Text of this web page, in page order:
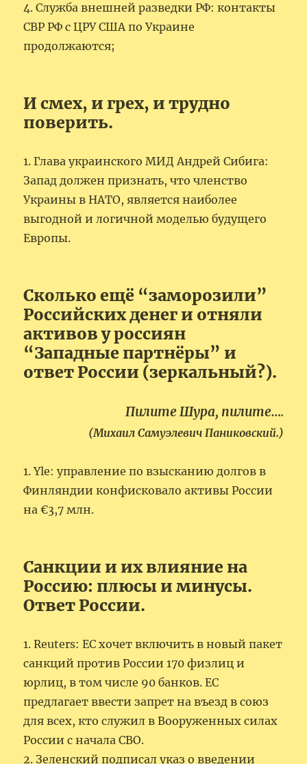
4. Служба внешней разведки РФ: контакты
СВР РФ с ЦРУ США по Украине
продолжаются;
И смех, и грех, и трудно
поверить.
1. Глава украинского МИД Андрей Сибига:
Запад должен признать, что членство
Украины в НАТО, является наиболее
выгодной и логичной моделью будущего
Европы.
Сколько ещё “заморозили”
Российских денег и отняли
активов у россиян
“Западные партнёры” и
ответ России (зеркальный?).
Пилите Шура, пилите….
(Михаил Самуэлевич Паниковский.)
1. Yle: управление по взысканию долгов в
Финляндии конфисковало активы России
на €3,7 млн.
Санкции и их влияние на
Россию: плюсы и минусы.
Ответ России.
1. Reuters: ЕС хочет включить в новый пакет
санкций против России 170 физлиц и
юрлиц, в том числе 90 банков. ЕС
предлагает ввести запрет на въезд в союз
для всех, кто служил в Вооруженных силах
России с начала СВО.
2. Зеленский подписал указ о введении